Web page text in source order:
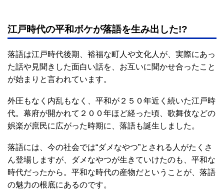
江戸時代の平和ボケが落語を生み出した!?
落語は江戸時代後期、裕福な町人や文化人が、実際にあっ
た話や見聞きした面白い話を、お互いに聞かせ合ったこと
が始まりと言われています。
外圧もなく内乱もなく、平和が２５０年近く続いた江戸時
代。幕府が開かれて２００年ほど経った頃、歌舞伎などの
娯楽が庶民に広がった時期に、落語も誕生しました。
落語には、今の社会では“ダメなやつ”とされる人がたくさ
ん登場しますが、ダメなやつが生きていけたのも、平和な
時代だったから。平和な時代の産物だということが、落語
の魅力の根底にあるのです。